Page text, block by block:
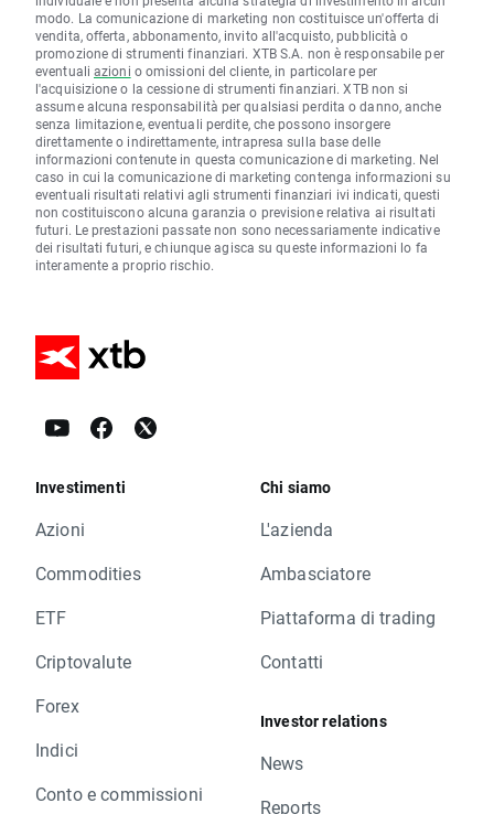
modo. La comunicazione di marketing non costituisce un'offerta di
vendita, offerta, abbonamento, invito all'acquisto, pubblicità o
promozione di strumenti finanziari. XTB S.A. non è responsabile per
eventuali azioni o omissioni del cliente, in particolare per
l'acquisizione o la cessione di strumenti finanziari. XTB non si
assume alcuna responsabilità per qualsiasi perdita o danno, anche
senza limitazione, eventuali perdite, che possono insorgere
direttamente o indirettamente, intrapresa sulla base delle
informazioni contenute in questa comunicazione di marketing. Nel
caso in cui la comunicazione di marketing contenga informazioni su
eventuali risultati relativi agli strumenti finanziari ivi indicati, questi
non costituiscono alcuna garanzia o previsione relativa ai risultati
futuri. Le prestazioni passate non sono necessariamente indicative
dei risultati futuri, e chiunque agisca su queste informazioni lo fa
interamente a proprio rischio.
Investimenti
Azioni
Commodities
ETF
Criptovalute
Forex
Indici
Conto e commissioni
Chi siamo
L'azienda
Ambasciatore
Piattaforma di trading
Contatti
Investor relations
News
Reports